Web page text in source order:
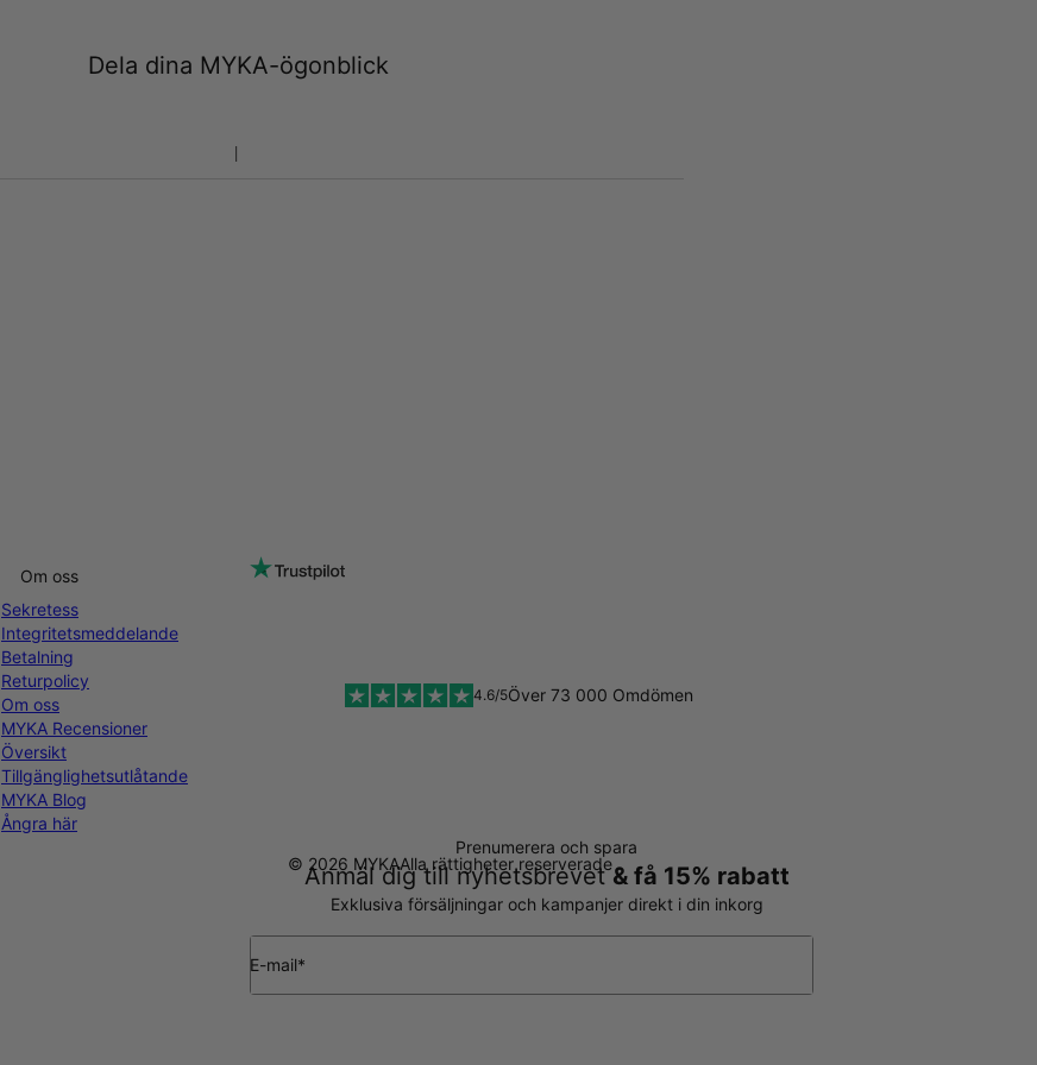
Dela dina MYKA-ögonblick
Prenumerera och spara
Anmäl dig till nyhetsbrevet& få 15% rabatt
Exklusiva försäljningar och kampanjer direkt i din inkorg
E-mail*
Om oss
Sekretess
Integritetsmeddelande
Betalning
Returpolicy
Om oss
MYKA Recensioner
Översikt
Tillgänglighetsutlåtande
MYKA Blog
Ångra här
4.6/5Över 73 000 Omdömen
© 2026 MYKAAlla rättigheter reserverade